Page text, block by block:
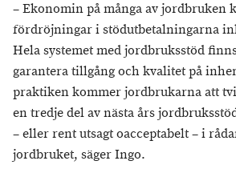
– Ekonomin på många av jordbruken
fördröjningar i stödutbetalningarna
Hela systemet med jordbruksstöd
garantera tillgång och kvalitet på
praktiken kommer jordbrukarna att
en tredje del av nästa års
– eller rent utsagt oacceptabelt – i
jordbruket, säger Ingo.